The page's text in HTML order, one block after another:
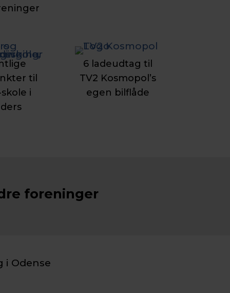
til
skole i
6 ladeudtag til
TV2 Kosmopol’s
egen bilflåde
foreninger